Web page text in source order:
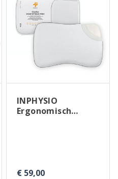
INPHYSIO
Ergonomisch
€ 59,00